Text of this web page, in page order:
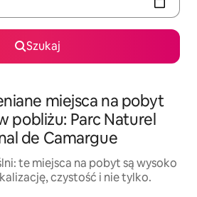
Szukaj
miejsca na pobyt
pobliżu: Parc Naturel
de Camargue
te miejsca na pobyt są wysoko
czystość i nie tylko.